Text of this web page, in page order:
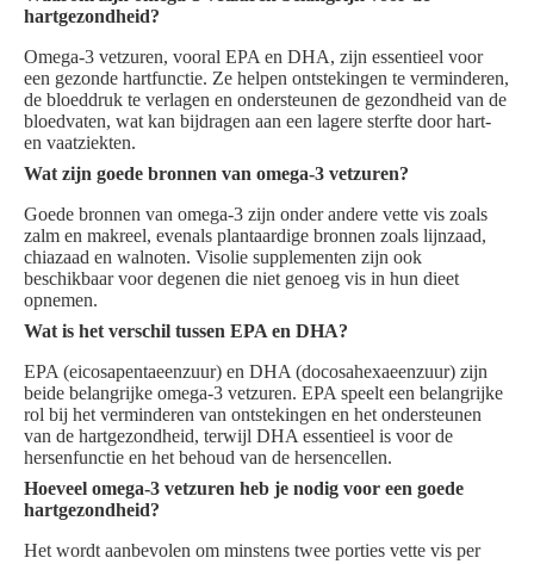
hartgezondheid?
Omega-3 vetzuren, vooral EPA en DHA, zijn essentieel voor
een gezonde hartfunctie. Ze helpen ontstekingen te verminderen,
de bloeddruk te verlagen en ondersteunen de gezondheid van de
bloedvaten, wat kan bijdragen aan een lagere sterfte door hart-
en vaatziekten.
Wat zijn goede bronnen van omega-3 vetzuren?
Goede bronnen van omega-3 zijn onder andere vette vis zoals
zalm en makreel, evenals plantaardige bronnen zoals lijnzaad,
chiazaad en walnoten. Visolie supplementen zijn ook
beschikbaar voor degenen die niet genoeg vis in hun dieet
opnemen.
Wat is het verschil tussen EPA en DHA?
EPA (eicosapentaeenzuur) en DHA (docosahexaeenzuur) zijn
beide belangrijke omega-3 vetzuren. EPA speelt een belangrijke
rol bij het verminderen van ontstekingen en het ondersteunen
van de hartgezondheid, terwijl DHA essentieel is voor de
hersenfunctie en het behoud van de hersencellen.
Hoeveel omega-3 vetzuren heb je nodig voor een goede
hartgezondheid?
Het wordt aanbevolen om minstens twee porties vette vis per